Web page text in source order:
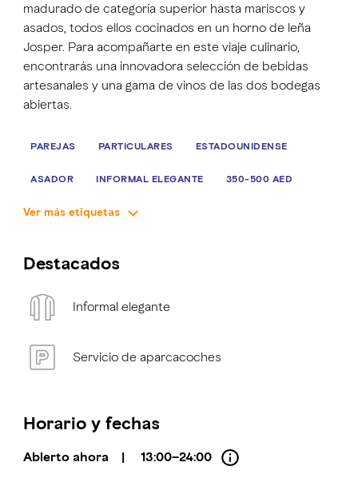
madurado de categoría superior hasta mariscos y
asados, todos ellos cocinados en un horno de leña
Josper. Para acompañarte en este viaje culinario,
encontrarás una innovadora selección de bebidas
artesanales y una gama de vinos de las dos bodegas
abiertas.
PAREJAS PARTICULARES ESTADOUNIDENSE
ASADOR INFORMAL ELEGANTE 350-500 AED
Ver más etiquetas
Destacados
Informal elegante
Servicio de aparcacoches
Horario y fechas
Abierto ahora | 13:00–24:00